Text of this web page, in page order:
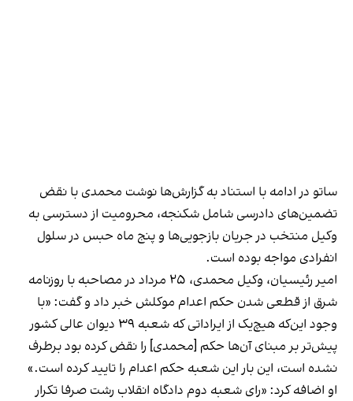
ساتو در ادامه با استناد به گزارش‌ها نوشت محمدی با نقض
تضمین‌های دادرسی شامل شکنجه، محرومیت از دسترسی به
وکیل منتخب در جریان بازجویی‌ها و پنج ماه حبس در سلول
انفرادی مواجه بوده است.
امیر رئیسیان، وکیل محمدی، ۲۵ مرداد در مصاحبه با روزنامه
شرق از قطعی شدن حکم اعدام موکلش خبر داد و گفت: «با
وجود این‌که هیچ‌یک از ایراداتی که شعبه ۳۹ دیوان عالی کشور
پیش‌تر بر مبنای آن‌ها حکم [محمدی] را نقض کرده بود برطرف
نشده است، این بار این شعبه حکم اعدام را تایید کرده است.»
او اضافه کرد: «رای شعبه دوم دادگاه انقلاب رشت صرفا تکرار